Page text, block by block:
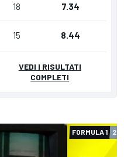
FORMULA 1
18 7.34
15 8.44
VEDI I RISULTATI
COMPLETI